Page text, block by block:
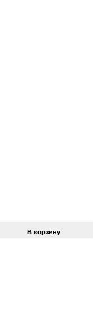
В корзину